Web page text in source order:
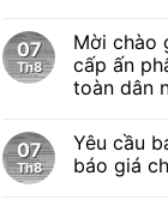
07
Th8
Mời chào
cấp ấn
toàn dân
07
Th8
Yêu cầu
báo giá